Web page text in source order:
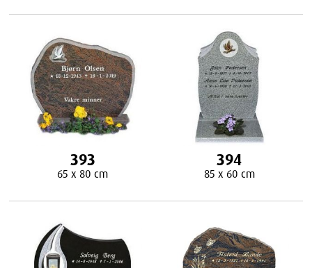
393
65 x 80 cm
394
85 x 60 cm